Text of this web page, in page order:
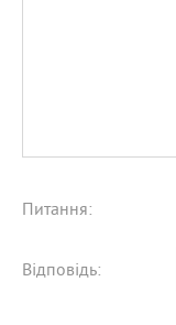
Питання:
Відповідь: